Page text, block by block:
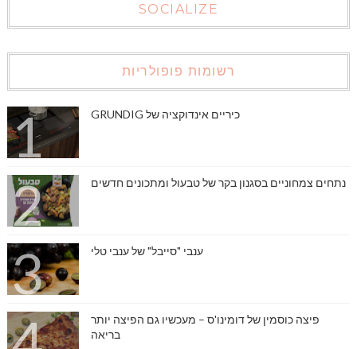
SOCIALIZE
רשומות פופולריות
כיריים אינדוקציה של GRUNDIG
נתחים צמחוניים בסגנון בקר של טבעול ומתכונים חדשים
ענבי "סייבל" של ענבי טלי
פיצה כוסמין של דומינו'ס – מעכשיו גם הפיצה יותר
בריאה